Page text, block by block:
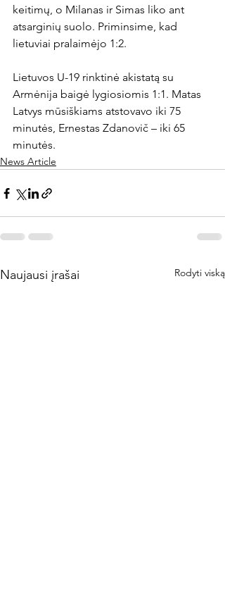
keitimų, o Milanas ir Simas liko ant
atsarginių suolo. Priminsime, kad
lietuviai pralaimėjo 1:2.
Lietuvos U-19 rinktinė akistatą su
Armėnija baigė lygiosiomis 1:1. Matas
Latvys mūsiškiams atstovavo iki 75
minutės, Ernestas Zdanovič – iki 65
minutės.
News Article
Naujausi įrašai Rodyti viską